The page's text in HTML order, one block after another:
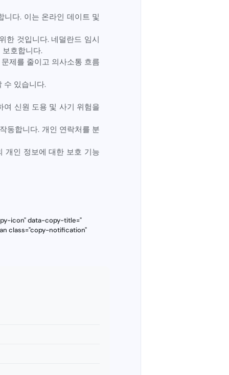
니다. 이는 온라인 데이트 및
한 것입니다. 네덜란드 임시
호합니다.
제를 줄이고 의사소통 흐름
수 있습니다.
여 신원 도용 및 사기 위험을
동합니다. 개인 연락처를 분
개인 정보에 대한 보호 기능
icon" data-copy-title="
class="copy-notification"